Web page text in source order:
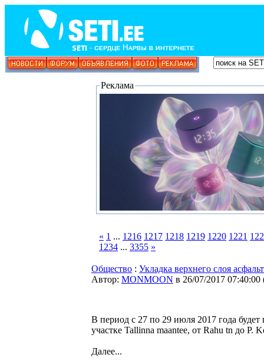
Реклама
« 1 ... 1216 1217 1218 1219 1220 1221
1234 ... 3355 »
Общество : Укладка верхнего слоя
Автор: MONMOON в 26/07/2017 07:40:00
В период с 27 по 29 июля 2017 года будет
участке Tallinna maantee, от Rahu tn до P.
Далее...